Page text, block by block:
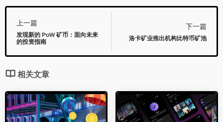
上一篇
发现新的 PoW 矿币：面向未来
的投资指南
下一篇
洛卡矿业推出机构比特币矿池
相关文章